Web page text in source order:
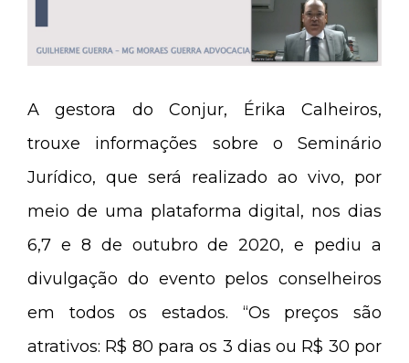
A gestora do Conjur, Érika Calheiros,
trouxe informações sobre o Seminário
Jurídico, que será realizado ao vivo, por
meio de uma plataforma digital, nos dias
6,7 e 8 de outubro de 2020, e pediu a
divulgação do evento pelos conselheiros
em todos os estados. “Os preços são
atrativos: R$ 80 para os 3 dias ou R$ 30 por